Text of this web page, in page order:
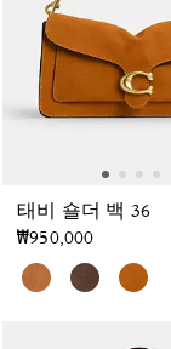
태비 숄더 백 36
₩950,000